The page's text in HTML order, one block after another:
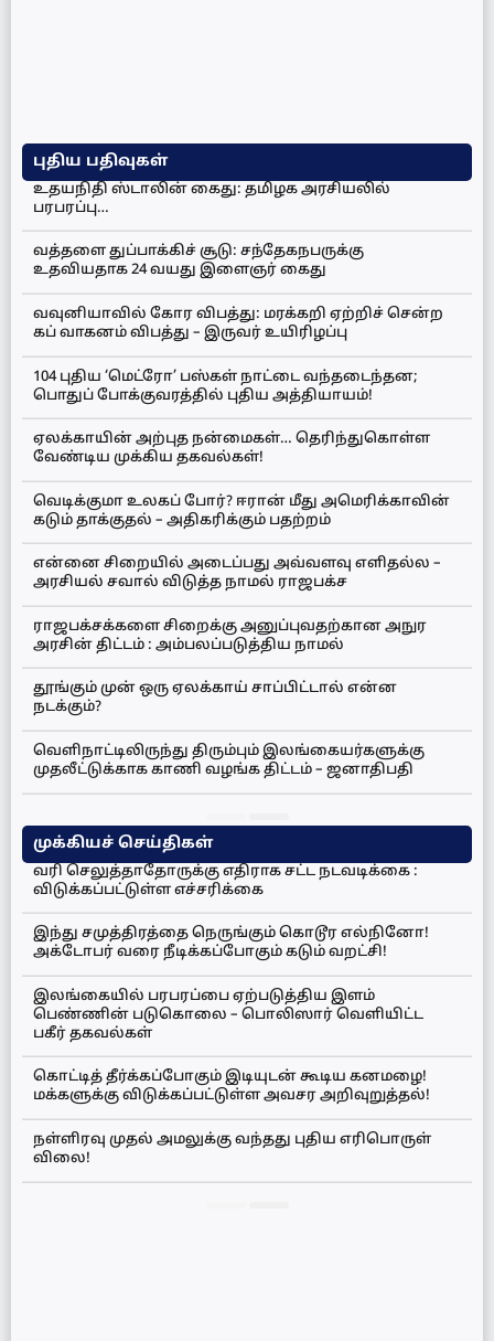
புதிய பதிவுகள்
உதயநிதி ஸ்டாலின் கைது: தமிழக அரசியலில்
பரபரப்பு…
வத்தளை துப்பாக்கிச் சூடு: சந்தேகநபருக்கு
உதவியதாக 24 வயது இளைஞர் கைது
வவுனியாவில் கோர விபத்து: மரக்கறி ஏற்றிச் சென்ற
கப் வாகனம் விபத்து – இருவர் உயிரிழப்பு
104 புதிய ‘மெட்ரோ’ பஸ்கள் நாட்டை வந்தடைந்தன;
பொதுப் போக்குவரத்தில் புதிய அத்தியாயம்!
ஏலக்காயின் அற்புத நன்மைகள்… தெரிந்துகொள்ள
வேண்டிய முக்கிய தகவல்கள்!
வெடிக்குமா உலகப் போர்? ஈரான் மீது அமெரிக்காவின்
கடும் தாக்குதல் – அதிகரிக்கும் பதற்றம்
என்னை சிறையில் அடைப்பது அவ்வளவு எளிதல்ல –
அரசியல் சவால் விடுத்த நாமல் ராஜபக்ச
ராஜபக்சக்களை சிறைக்கு அனுப்புவதற்கான அநுர
அரசின் திட்டம் : அம்பலப்படுத்திய நாமல்
தூங்கும் முன் ஒரு ஏலக்காய் சாப்பிட்டால் என்ன
நடக்கும்?
வெளிநாட்டிலிருந்து திரும்பும் இலங்கையர்களுக்கு
முதலீட்டுக்காக காணி வழங்க திட்டம் – ஜனாதிபதி
முக்கியச் செய்திகள்
வரி செலுத்தாதோருக்கு எதிராக சட்ட நடவடிக்கை :
விடுக்கப்பட்டுள்ள எச்சரிக்கை
இந்து சமுத்திரத்தை நெருங்கும் கொடூர எல்நினோ!
அக்டோபர் வரை நீடிக்கப்போகும் கடும் வறட்சி!
இலங்கையில் பரபரப்பை ஏற்படுத்திய இளம்
பெண்ணின் படுகொலை – பொலிஸார் வெளியிட்ட
பகீர் தகவல்கள்
கொட்டித் தீர்க்கப்போகும் இடியுடன் கூடிய கனமழை!
மக்களுக்கு விடுக்கப்பட்டுள்ள அவசர அறிவுறுத்தல்!
நள்ளிரவு முதல் அமலுக்கு வந்தது புதிய எரிபொருள்
விலை!